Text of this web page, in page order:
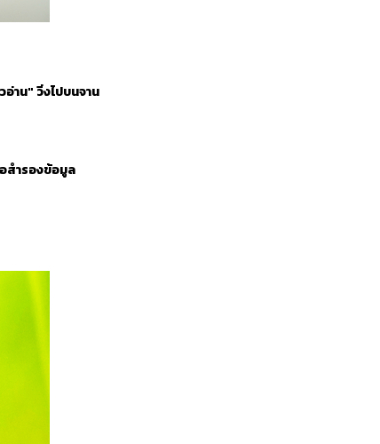
าน" วิ่งไปบนจาน
สำรองข้อมูล